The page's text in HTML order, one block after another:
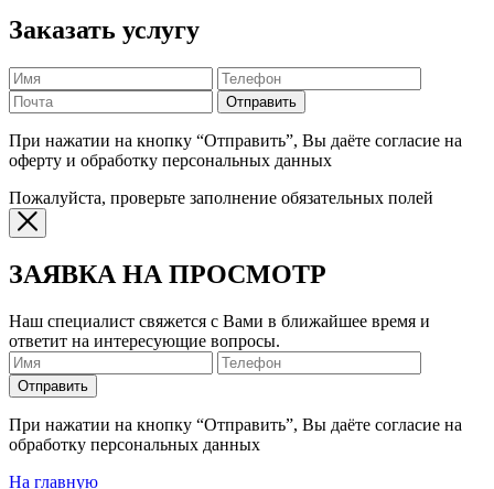
Заказать услугу
Отправить
При нажатии на кнопку “Отправить”, Вы даёте согласие на
оферту и обработку персональных данных
Пожалуйста, проверьте заполнение обязательных полей
ЗАЯВКА НА ПРОСМОТР
Наш специалист свяжется с Вами в ближайшее время и
ответит на интересующие вопросы.
Отправить
При нажатии на кнопку “Отправить”, Вы даёте согласие на
обработку персональных данных
На главную